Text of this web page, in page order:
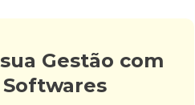
Gestão com
Softwares